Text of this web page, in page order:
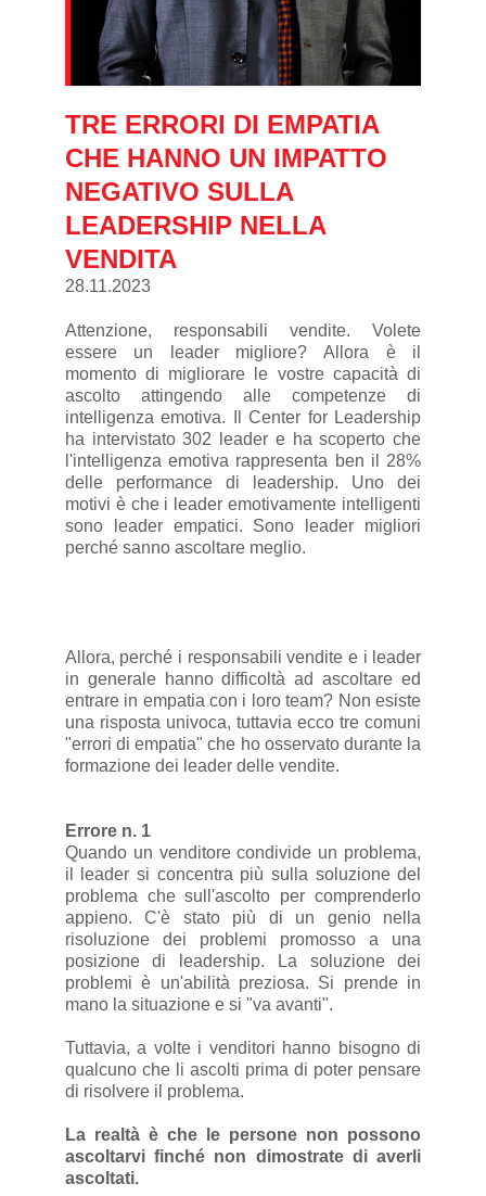
TRE ERRORI DI EMPATIA
CHE HANNO UN IMPATTO
NEGATIVO SULLA
LEADERSHIP NELLA
VENDITA
28.11.2023
Attenzione, responsabili vendite. Volete
essere un leader migliore? Allora è il
momento di migliorare le vostre capacità di
ascolto attingendo alle competenze di
intelligenza emotiva. Il Center for Leadership
ha intervistato 302 leader e ha scoperto che
l'intelligenza emotiva rappresenta ben il 28%
delle performance di leadership. Uno dei
motivi è che i leader emotivamente intelligenti
sono leader empatici. Sono leader migliori
perché sanno ascoltare meglio.
Allora, perché i responsabili vendite e i leader
in generale hanno difficoltà ad ascoltare ed
entrare in empatia con i loro team? Non esiste
una risposta univoca, tuttavia ecco tre comuni
"errori di empatia" che ho osservato durante la
formazione dei leader delle vendite.
Errore n. 1
Quando un venditore condivide un problema,
il leader si concentra più sulla soluzione del
problema che sull'ascolto per comprenderlo
appieno. C'è stato più di un genio nella
risoluzione dei problemi promosso a una
posizione di leadership. La soluzione dei
problemi è un'abilità preziosa. Si prende in
mano la situazione e si "va avanti".
Tuttavia, a volte i venditori hanno bisogno di
qualcuno che li ascolti prima di poter pensare
di risolvere il problema.
La realtà è che le persone non possono
ascoltarvi finché non dimostrate di averli
ascoltati.